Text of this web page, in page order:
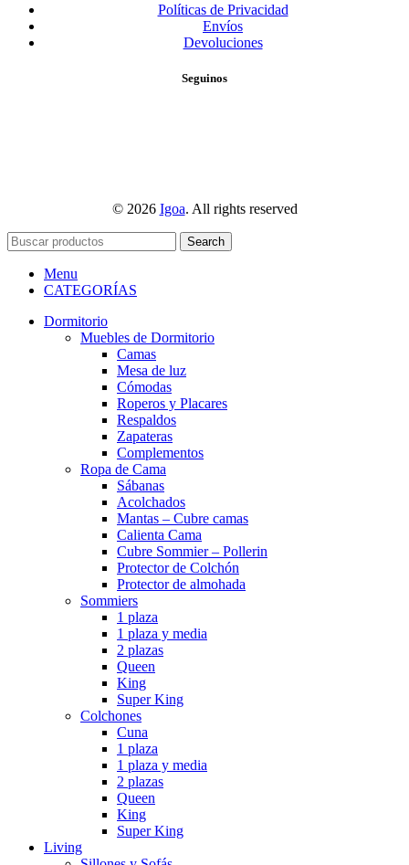
Políticas de Privacidad
Envíos
Devoluciones
Seguinos
© 2026 Igoa. All rights reserved
Search
Menu
CATEGORÍAS
Dormitorio
Muebles de Dormitorio
Camas
Mesa de luz
Cómodas
Roperos y Placares
Respaldos
Zapateras
Complementos
Ropa de Cama
Sábanas
Acolchados
Mantas – Cubre camas
Calienta Cama
Cubre Sommier – Pollerin
Protector de Colchón
Protector de almohada
Sommiers
1 plaza
1 plaza y media
2 plazas
Queen
King
Super King
Colchones
Cuna
1 plaza
1 plaza y media
2 plazas
Queen
King
Super King
Living